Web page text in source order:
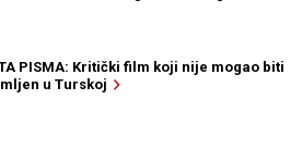
PISMA: Kritički film koji nije mogao biti
u Turskoj